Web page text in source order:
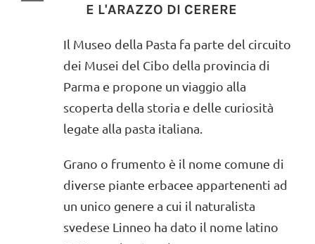
E L'ARAZZO DI CERERE
Il Museo della Pasta fa parte del circuito
dei Musei del Cibo della provincia di
Parma e propone un viaggio alla
scoperta della storia e delle curiosità
legate alla pasta italiana.
Grano o frumento è il nome comune di
diverse piante erbacee appartenenti ad
un unico genere a cui il naturalista
svedese Linneo ha dato il nome latino